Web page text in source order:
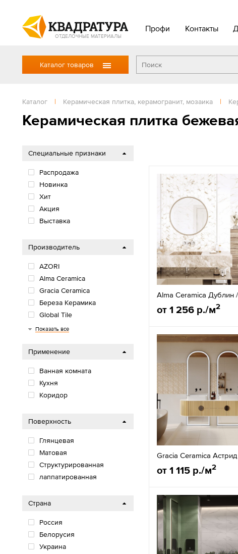
ОТДЕЛОЧНЫЕ МАТЕРИАЛЫ
Профи Контакты
Каталог товаров
Каталог | Керамическая плитка, керамогранит, мозаика |
Керамическая плитка
Alma Ceramica Дублин
от 1 256 р./м2
Gracia Ceramica Астрид
от 1 115 р./м2
Специальные признаки
Распродажа
Новинка
Хит
Акция
Выставка
Производитель
AZORI
Alma Ceramica
Gracia Ceramica
Береза Керамика
Global Tile
AXIMA
New Trend
Delacora
AltaCera
Kerama marazzi
Lasselsberger
Нефрит-Керамика
Шахтинская плитка
Показать все
Применение
Ванная комната
Кухня
Коридор
Поверхность
Глянцевая
Матовая
Структурированная
лаппатированная
Страна
Россия
Белорусия
Украина